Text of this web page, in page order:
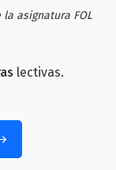
asignatura FOL
lectivas.